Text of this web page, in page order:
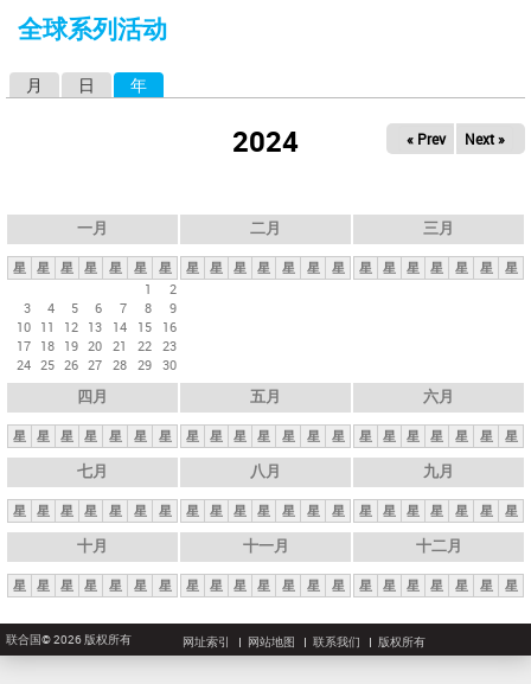
这
全球系列活动
月 日 年
2024 « Prev Next »
一月
星 星 星 星 星 星
星
1
2
3
4 5 6 7 8
9
10 11 12 13 14 15
16
17 18 19 20 21 22 23
24 25 26 27 28 29 30
二月
星 星 星 星 星 星 星
三月
星 星 星 星 星 星 星
四月
星 星 星 星 星 星 星
五月
星 星 星 星 星 星 星
六月
星 星 星 星 星 星 星
七月
星 星 星 星 星 星 星
八月
星 星 星 星 星 星 星
九月
星 星 星 星 星 星 星
十月
星 星 星 星 星 星 星
十一月
星 星 星 星 星 星 星
十二月
星 星 星 星 星 星 星
联合国© 2026 版权所有 网址索引 网站地图 联系我们 版权所有